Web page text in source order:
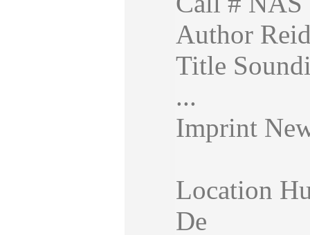
Author
Title
...
Imprint
Location
De